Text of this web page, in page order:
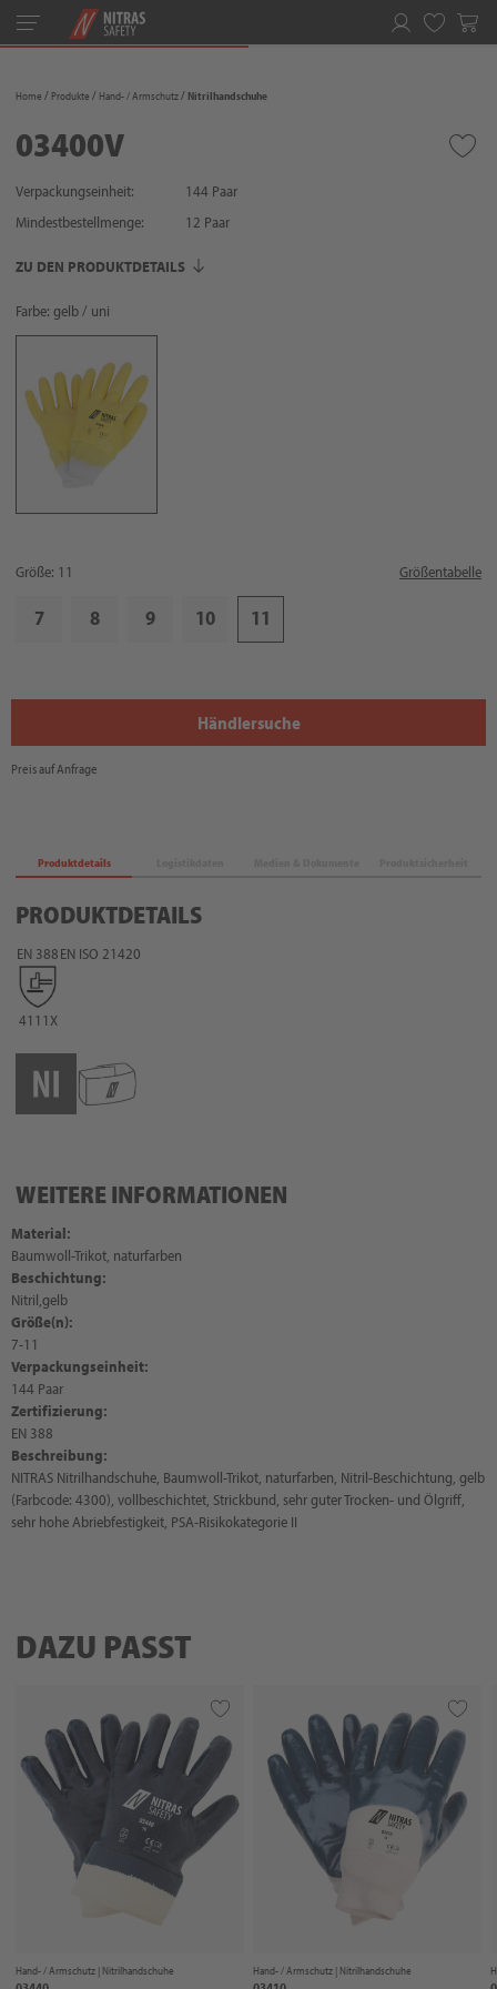
Toggle
navigation
Home Produkte Hand- / Armschutz Nitrilhandschuhe
03400V
Verpackungseinheit:
144 Paar
Mindestbestellmenge:
12 Paar
ZU DEN PRODUKTDETAILS
Farbe: gelb / uni
Größe: 11 Größentabelle
7 8 9 10 11
Händlersuche
Preis auf Anfrage
Produktdetails
PRODUKTDETAILS
EN 388
4111X
EN ISO 21420
WEITERE INFORMATIONEN
Material:
Baumwoll-Trikot, naturfarben
Beschichtung:
Nitril,gelb
Größe(n):
7-11
Verpackungseinheit:
144 Paar
Zertifizierung:
EN 388
Beschreibung:
NITRAS Nitrilhandschuhe, Baumwoll-Trikot, naturfarben, Nitril-Beschichtung, gelb
(Farbcode: 4300), vollbeschichtet, Strickbund, sehr guter Trocken- und Ölgriff,
sehr hohe Abriebfestigkeit, PSA-Risikokategorie II
DAZU PASST
Hand- / Armschutz | Nitrilhandschuhe Hand- / Armschutz | Nitrilhandschuhe